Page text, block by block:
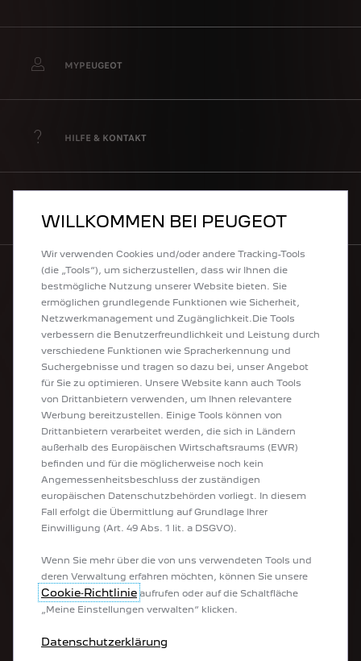
MYPEUGEOT
HILFE & KONTAKT
UNSERE MODELLE
Sonderlösungen & Umbauten
Peugeot Sport Engineered
NÜTZLICHE LINKS
Kostenlose Fahrzeugbewertung
Neuwagen konfigurieren
Angebot anfordern
Broschüren & Preislisten
WILLKOMMEN BEI PEUGEOT
Wir verwenden Cookies und/oder andere Tracking-Tools
(die „Tools“), um sicherzustellen, dass wir Ihnen die
bestmögliche Nutzung unserer Website bieten. Sie
ermöglichen grundlegende Funktionen wie Sicherheit,
Netzwerkmanagement und Zugänglichkeit.Die Tools
verbessern die Benutzerfreundlichkeit und Leistung durch
verschiedene Funktionen wie Spracherkennung und
Suchergebnisse und tragen so dazu bei, unser Angebot
für Sie zu optimieren. Unsere Website kann auch Tools
von Drittanbietern verwenden, um Ihnen relevantere
Werbung bereitzustellen. Einige Tools können von
Drittanbietern verarbeitet werden, die sich in Ländern
außerhalb des Europäischen Wirtschaftsraums (EWR)
befinden und für die möglicherweise noch kein
Angemessenheitsbeschluss der zuständigen
europäischen Datenschutzbehörden vorliegt. In diesem
Fall erfolgt die Übermittlung auf Grundlage Ihrer
Einwilligung (Art. 49 Abs. 1 lit. a DSGVO).
Wenn Sie mehr über die von uns verwendeten Tools und
deren Verwaltung erfahren möchten, können Sie unsere
Cookie‑Richtlinie aufrufen oder auf die Schaltfläche
„Meine Einstellungen verwalten“ klicken.
Datenschutzerklärung